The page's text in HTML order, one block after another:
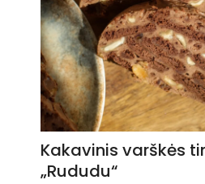
Kakavinis varškės
„Rududu“